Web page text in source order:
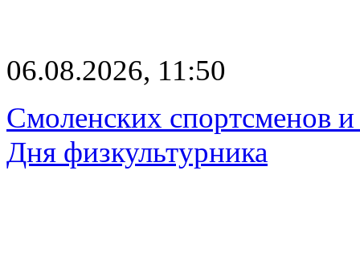
06.08.2026, 11:50
Смоленских спортсменов
Дня физкультурника